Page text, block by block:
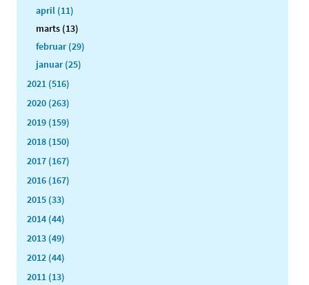
april (11)
marts (13)
februar (29)
januar (25)
2021 (516)
2020 (263)
2019 (159)
2018 (150)
2017 (167)
2016 (167)
2015 (33)
2014 (44)
2013 (49)
2012 (44)
2011 (13)